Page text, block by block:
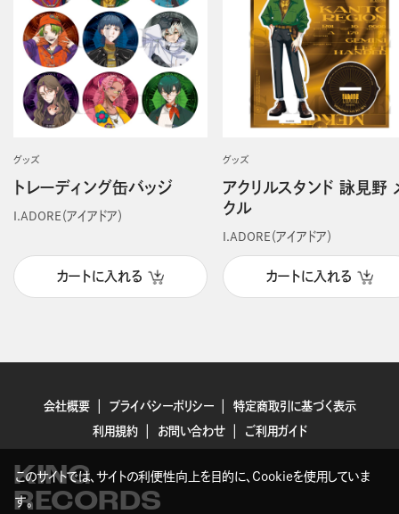
グッズ
トレーディング缶バッジ
I.ADORE（アイアドア）
カートに入れる
グッズ
アクリルスタンド 詠見野
クル
I.ADORE（アイアドア）
カートに入れる
会社概要 プライバシーポリシー
特定商取引に基づく表示
利用規約
お問い合わせ ご利用ガイド
KING
RECORDS
このサイトでは、サイトの利便性向上を目的に、Cookieを使用していま
す。